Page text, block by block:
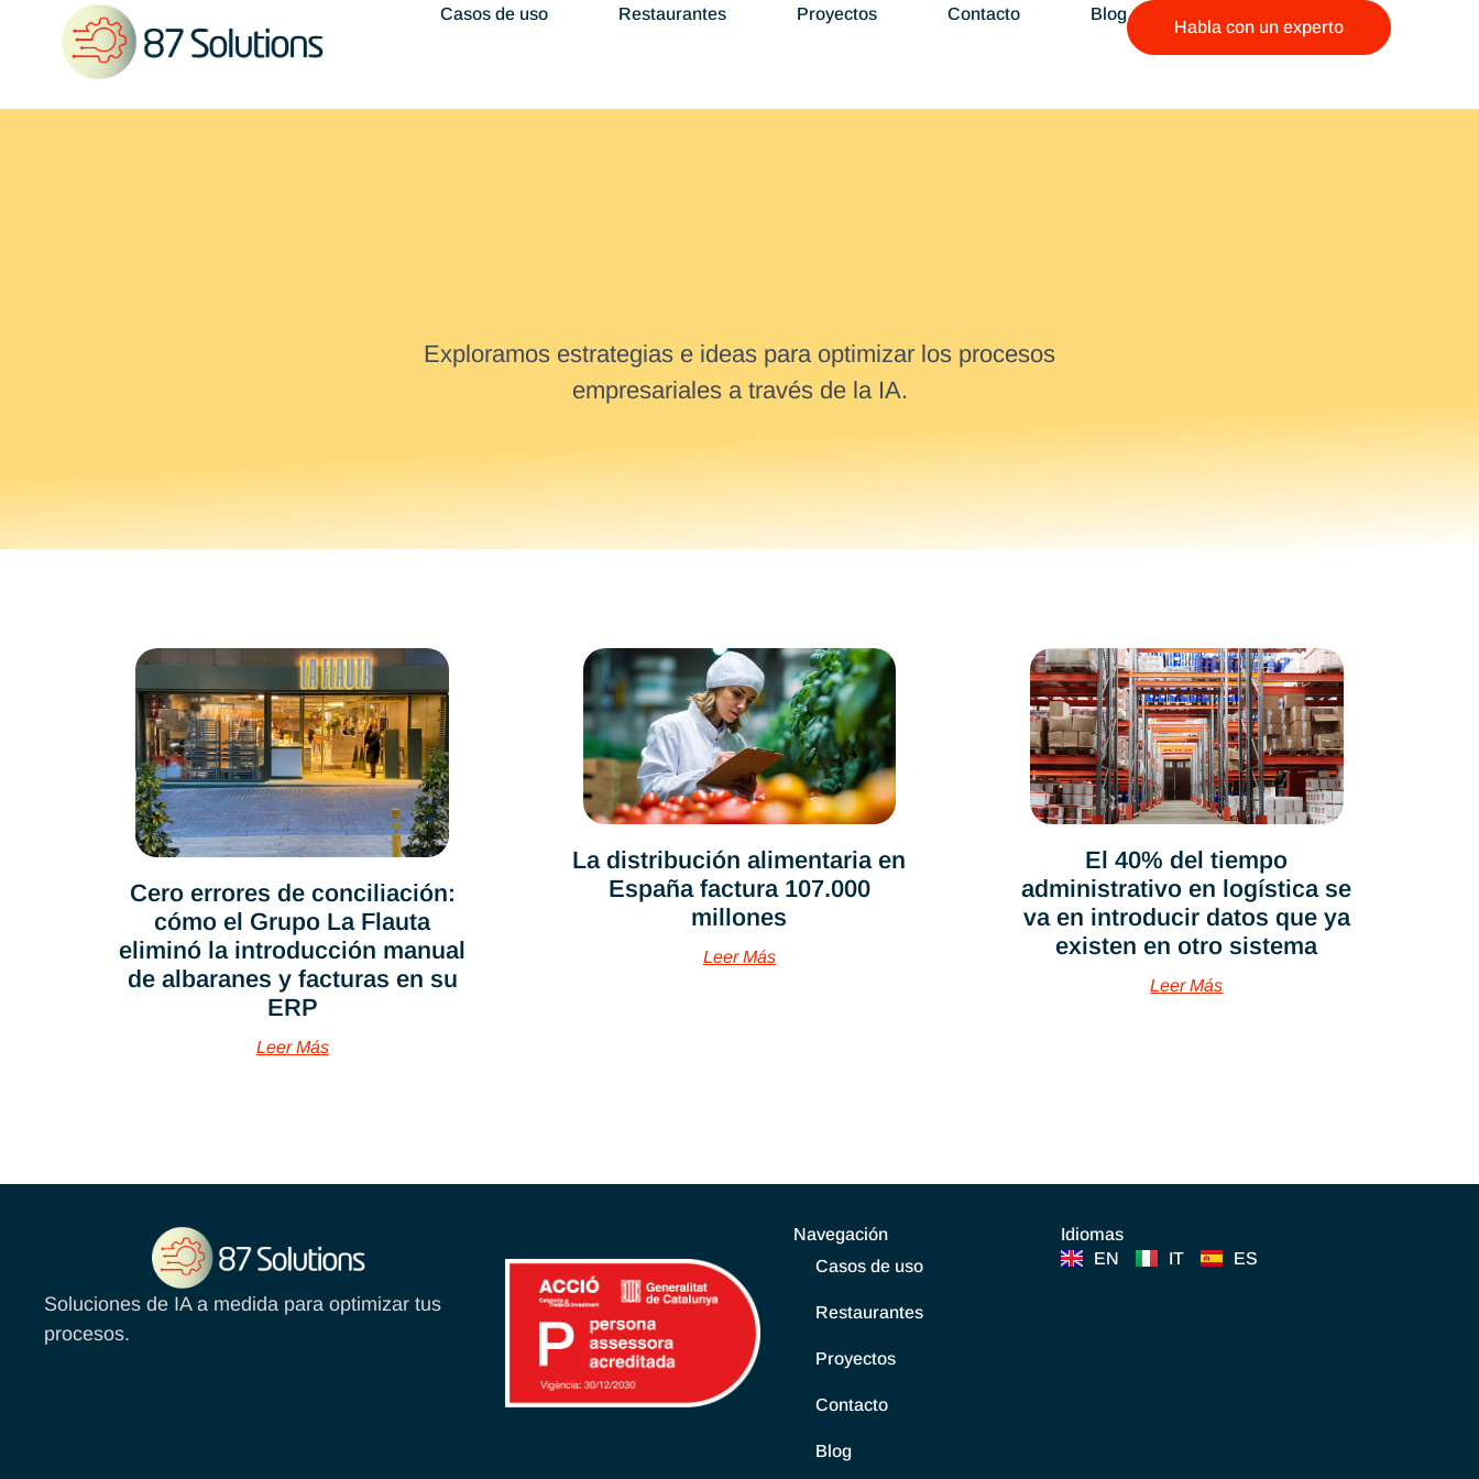
Casos de uso Restaurantes Proyectos Contacto Blog
Habla con un experto
Exploramos estrategias e ideas para optimizar los procesos
empresariales a través de la IA.
Cero errores de conciliación:
cómo el Grupo La Flauta
eliminó la introducción manual
de albaranes y facturas en su
ERP
Leer Más
La distribución alimentaria en
España factura 107.000
millones
Leer Más
El 40% del tiempo
administrativo en logística se
va en introducir datos que ya
existen en otro sistema
Leer Más
Soluciones de IA a medida para optimizar tus
procesos.
Navegación
Casos de uso
Restaurantes
Proyectos
Contacto
Blog
Idiomas
EN
IT ES